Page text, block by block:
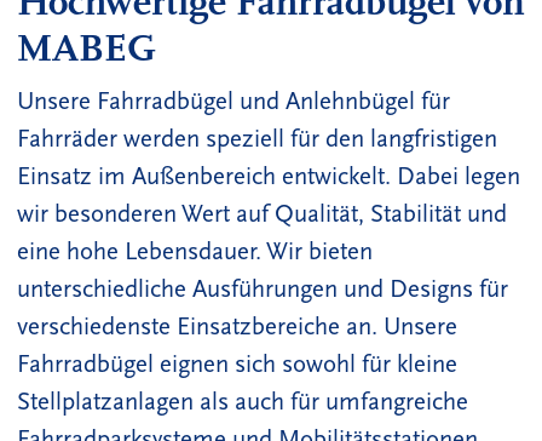
MABEG
Unsere Fahrradbügel und Anlehnbügel für
Fahrräder werden speziell für den langfristigen
Einsatz im Außenbereich entwickelt. Dabei legen
wir besonderen Wert auf Qualität, Stabilität und
eine hohe Lebensdauer. Wir bieten
unterschiedliche Ausführungen und Designs für
verschiedenste Einsatzbereiche an. Unsere
Fahrradbügel eignen sich sowohl für kleine
Stellplatzanlagen als auch für umfangreiche